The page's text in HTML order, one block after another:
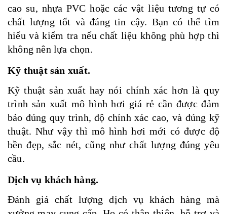
cao su, nhựa PVC hoặc các vật liệu tương tự có
chất lượng tốt và đáng tin cậy. Bạn có thể tìm
hiểu và kiểm tra nếu chất liệu không phù hợp thì
không nên lựa chọn.
Kỹ thuật sản xuất.
Kỹ thuật sản xuất hay nói chính xác hơn là quy
trình sản xuất mô hình hơi giá rẻ cần được đảm
bảo đúng quy trình, độ chính xác cao, và đúng kỹ
thuật. Như vậy thì mô hình hơi mới có được độ
bền đẹp, sắc nét, cũng như chất lượng đúng yêu
cầu.
Dịch vụ khách hàng.
Đánh giá chất lượng dịch vụ khách hàng mà